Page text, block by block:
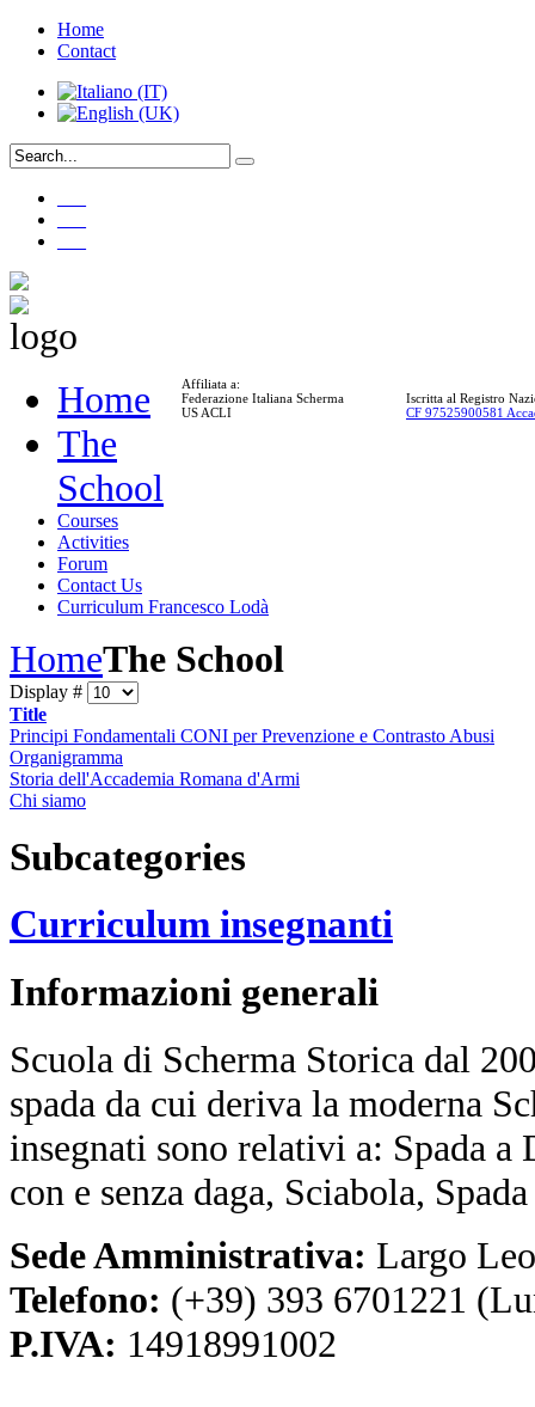
Home
Contact
Affiliata a:
Federazione Italiana Scherma
US ACLI
Iscritta al Registro
CF 97525900581
Home
The
School
Courses
Activities
Forum
Contact Us
Curriculum Francesco Lodà
HomeThe School
Display #
Title
Principi Fondamentali CONI per Prevenzione e Contrasto Abusi
Organigramma
Storia dell'Accademia Romana d'Armi
Chi siamo
Subcategories
Curriculum insegnanti
Informazioni generali
Scuola di Scherma Storica dal
spada da cui deriva la moderna
insegnati sono relativi a: Spada a
con e senza daga, Sciabola,
Sede Amministrativa: Largo
Telefono: (+39) 393 6701221
P.IVA: 14918991002